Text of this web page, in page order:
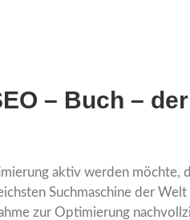
– Buch –
aktiv werden möchte,
Suchmaschine der
zur Optimierung